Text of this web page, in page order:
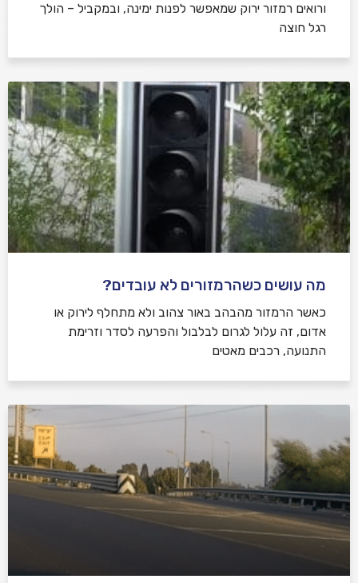
ורואים רמזור ירוק שמאפשר לפנות ימינה, ובמקביל – הולך
רגל חוצה
מה עושים כשהרמזורים לא עובדים?
כאשר הרמזור מהבהב באור צהוב ולא מתחלף לירוק או
אדום, זה עלול לגרום לבלבול והפרעה לסדר וזרימת
התנועה, רכבים מאטים